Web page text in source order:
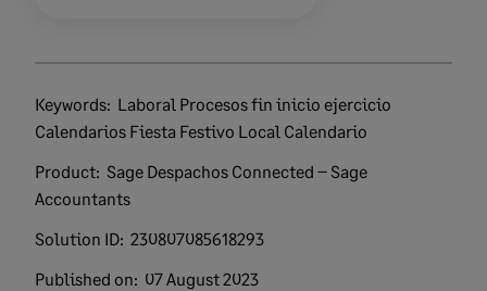
Keywords:
Calendarios Fiesta Festivo Local Calendario
Product:
Accountants
Solution ID: 230807085618293
Published on: 07 August 2023